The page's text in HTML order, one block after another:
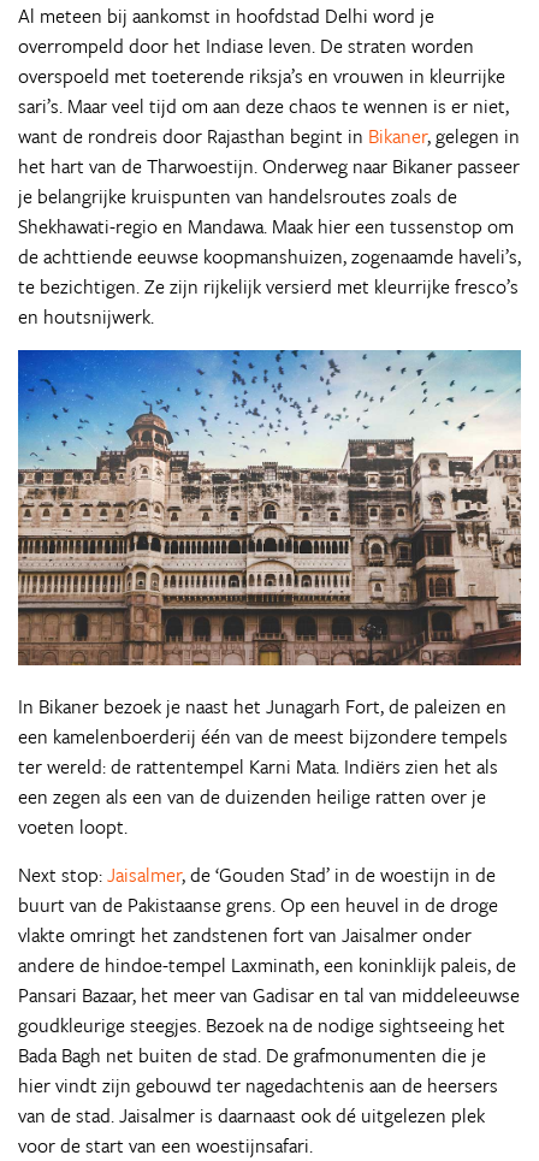
Al meteen bij aankomst in hoofdstad Delhi word je
overrompeld door het Indiase leven. De straten worden
overspoeld met toeterende riksja’s en vrouwen in kleurrijke
sari’s. Maar veel tijd om aan deze chaos te wennen is er niet,
want de rondreis door Rajasthan begint in Bikaner, gelegen in
het hart van de Tharwoestijn. Onderweg naar Bikaner passeer
je belangrijke kruispunten van handelsroutes zoals de
Shekhawati-regio en Mandawa. Maak hier een tussenstop om
de achttiende eeuwse koopmanshuizen, zogenaamde haveli’s,
te bezichtigen. Ze zijn rijkelijk versierd met kleurrijke fresco’s
en houtsnijwerk.
In Bikaner bezoek je naast het Junagarh Fort, de paleizen en
een kamelenboerderij één van de meest bijzondere tempels
ter wereld: de rattentempel Karni Mata. Indiërs zien het als
een zegen als een van de duizenden heilige ratten over je
voeten loopt.
Next stop:Jaisalmer, de ‘Gouden Stad’ in de woestijn in de
buurt van de Pakistaanse grens. Op een heuvel in de droge
vlakte omringt het zandstenen fort van Jaisalmer onder
andere de hindoe-tempel Laxminath, een koninklijk paleis, de
Pansari Bazaar, het meer van Gadisar en tal van middeleeuwse
goudkleurige steegjes. Bezoek na de nodige sightseeing het
Bada Bagh net buiten de stad. De grafmonumenten die je
hier vindt zijn gebouwd ter nagedachtenis aan de heersers
van de stad. Jaisalmer is daarnaast ook dé uitgelezen plek
voor de start van een woestijnsafari.